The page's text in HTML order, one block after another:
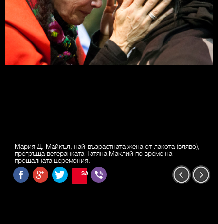
Мария Д. Майкъл, най-възрастната жена от лакота (вляво),
прегръща ветеранката Татяна Маклий по време на
прощалната церемония.
SAVE